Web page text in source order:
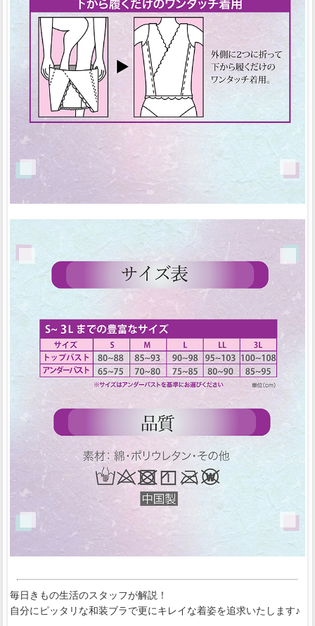
毎日きもの生活のスタッフが解説！
自分にピッタリな和装ブラで更にキレイな着姿を追求いたします♪